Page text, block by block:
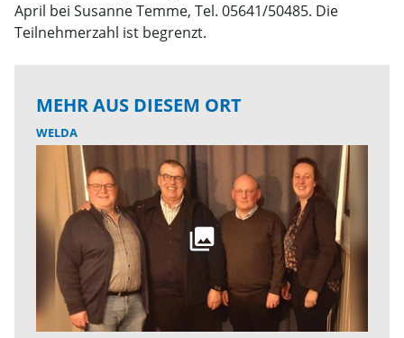
April bei Susanne Temme, Tel. 05641/50485. Die
Teilnehmerzahl ist begrenzt.
MEHR AUS DIESEM ORT
WELDA